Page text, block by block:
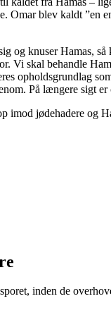
blev kaldt ”en
og knuser Hamas,
skal behandle
opholdsgrundlag
På længere sigt
imod jødehadere
inden de